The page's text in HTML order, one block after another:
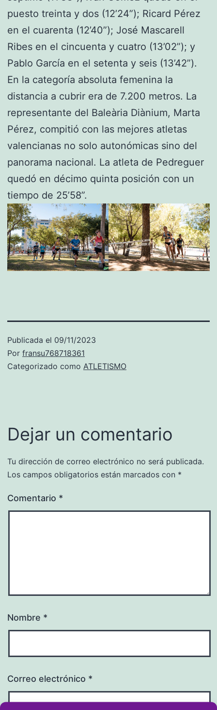
puesto treinta y dos (12’24”); Ricard Pérez
en el cuarenta (12’40”); José Mascarell
Ribes en el cincuenta y cuatro (13’02”); y
Pablo García en el setenta y seis (13’42”).
En la categoría absoluta femenina la
distancia a cubrir era de 7.200 metros. La
representante del Baleària Diànium, Marta
Pérez, compitió con las mejores atletas
valencianas no solo autonómicas sino del
panorama nacional. La atleta de Pedreguer
quedó en décimo quinta posición con un
tiempo de 25’58”.
Publicada el 09/11/2023
Por fransu768718361
Categorizado como ATLETISMO
Dejar un comentario
Tu dirección de correo electrónico no será publicada.
Los campos obligatorios están marcados con *
Comentario *
Nombre *
Correo electrónico *